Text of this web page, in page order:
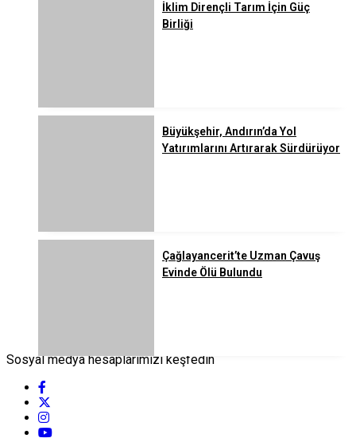
İklim Dirençli Tarım İçin Güç
Birliği
Büyükşehir, Andırın’da Yol
Yatırımlarını Artırarak Sürdürüyor
Çağlayancerit’te Uzman Çavuş
Evinde Ölü Bulundu
Sosyal medya hesaplarımızı keşfedin